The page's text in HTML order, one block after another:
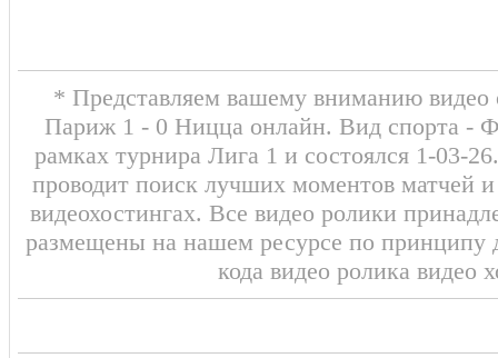
* Представляем вашему вниманию видео
Париж 1 - 0 Ницца онлайн. Вид спорта -
рамках турнира Лига 1 и состоялся 1-03-
проводит поиск лучших моментов матчей
видеохостингах. Все видео ролики
размещены на нашем ресурсе по принципу
кода видео ролика видео